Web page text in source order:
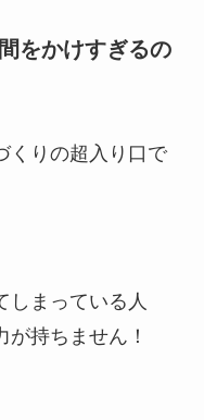
をかけすぎるの
くりの超入り口で
しまっている人
持ちません！